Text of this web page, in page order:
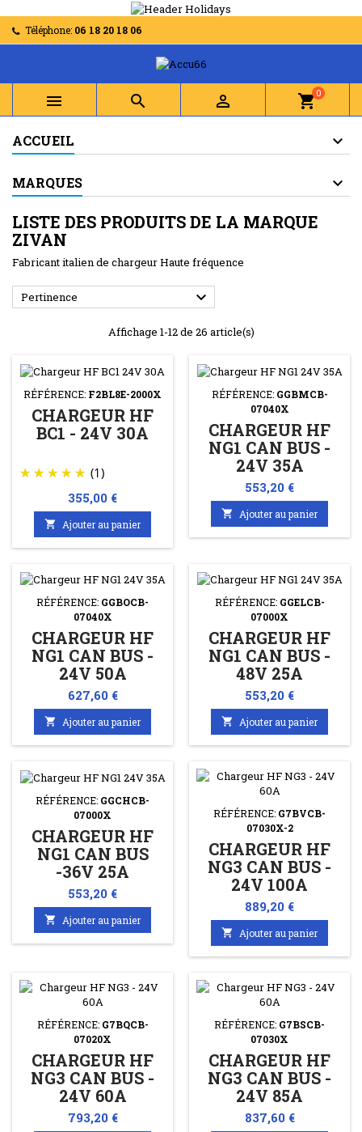
Téléphone: 06 18 20 18 06
   shopping_cart0
ACCUEIL
MARQUES
LISTE DES PRODUITS DE LA MARQUE
ZIVAN
Fabricant italien de chargeur Haute fréquence
Pertinence 
Affichage 1-12 de 26 article(s)
RÉFÉRENCE: F2BL8E-2000X
CHARGEUR HF
BC1 - 24V 30A
(1)
Prix
355,00 €
 Ajouter au panier
RÉFÉRENCE: GGBMCB-
07040X
CHARGEUR HF
NG1 CAN BUS -
24V 35A
Prix
553,20 €
 Ajouter au panier
RÉFÉRENCE: GGBOCB-
07040X
CHARGEUR HF
NG1 CAN BUS -
24V 50A
Prix
627,60 €
 Ajouter au panier
RÉFÉRENCE: GGELCB-
07000X
CHARGEUR HF
NG1 CAN BUS -
48V 25A
Prix
553,20 €
 Ajouter au panier
RÉFÉRENCE: GGCHCB-
07000X
CHARGEUR HF
NG1 CAN BUS
-36V 25A
Prix
553,20 €
 Ajouter au panier
RÉFÉRENCE: G7BVCB-
07030X-2
CHARGEUR HF
NG3 CAN BUS -
24V 100A
Prix
889,20 €
 Ajouter au panier
RÉFÉRENCE: G7BQCB-
07020X
CHARGEUR HF
NG3 CAN BUS -
24V 60A
Prix
793,20 €
RÉFÉRENCE: G7BSCB-
07030X
CHARGEUR HF
NG3 CAN BUS -
24V 85A
Prix
837,60 €